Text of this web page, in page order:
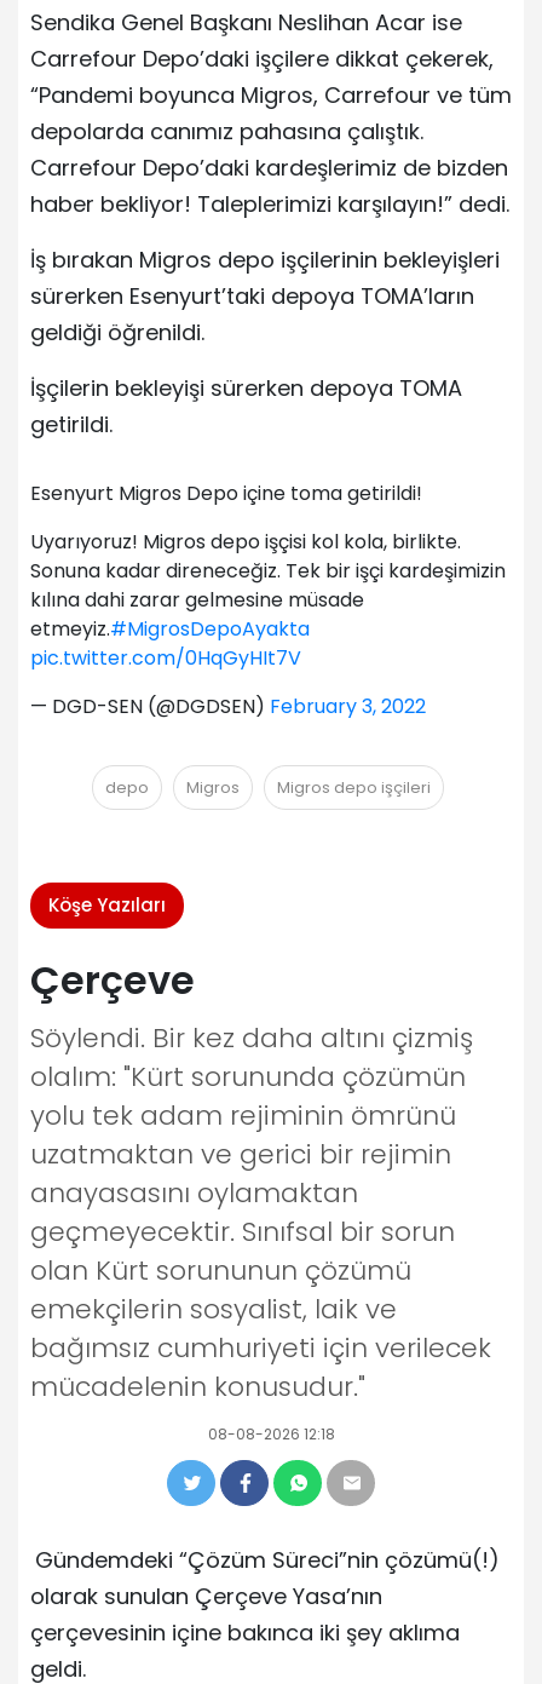
Sendika Genel Başkanı Neslihan Acar ise
Carrefour Depo’daki işçilere dikkat çekerek,
“Pandemi boyunca Migros, Carrefour ve tüm
depolarda canımız pahasına çalıştık.
Carrefour Depo’daki kardeşlerimiz de bizden
haber bekliyor! Taleplerimizi karşılayın!” dedi.
İş bırakan Migros depo işçilerinin bekleyişleri
sürerken Esenyurt’taki depoya TOMA’ların
geldiği öğrenildi.
İşçilerin bekleyişi sürerken depoya TOMA
getirildi.
Esenyurt Migros Depo içine toma getirildi!
Uyarıyoruz! Migros depo işçisi kol kola, birlikte.
Sonuna kadar direneceğiz. Tek bir işçi kardeşimizin
kılına dahi zarar gelmesine müsade
etmeyiz.#MigrosDepoAyakta
pic.twitter.com/0HqGyHIt7V
— DGD-SEN (@DGDSEN) February 3, 2022
depo Migros Migros depo işçileri
Köşe Yazıları
Çerçeve
Söylendi. Bir kez daha altını çizmiş
olalım: "Kürt sorununda çözümün
yolu tek adam rejiminin ömrünü
uzatmaktan ve gerici bir rejimin
anayasasını oylamaktan
geçmeyecektir. Sınıfsal bir sorun
olan Kürt sorununun çözümü
emekçilerin sosyalist, laik ve
bağımsız cumhuriyeti için verilecek
mücadelenin konusudur."
08-08-2026 12:18
Gündemdeki “Çözüm Süreci”nin çözümü(!)
olarak sunulan Çerçeve Yasa’nın
çerçevesinin içine bakınca iki şey aklıma
geldi.